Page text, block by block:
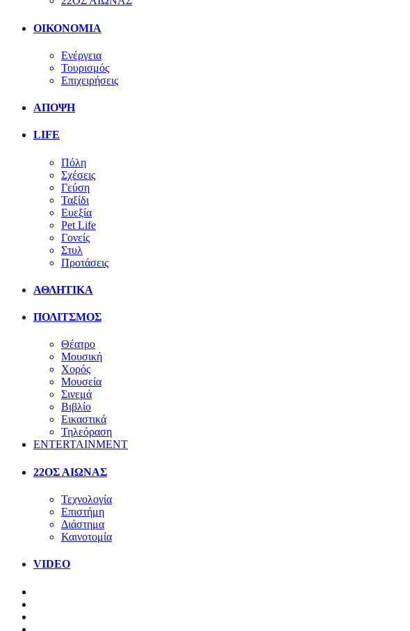
ΟΙΚΟΝΟΜΙΑ
Ενέργεια
Τουρισμός
Επιχειρήσεις
ΑΠΟΨΗ
LIFE
Πόλη
Σχέσεις
Γεύση
Ταξίδι
Ευεξία
Pet Life
Γονείς
Στυλ
Προτάσεις
ΑΘΛΗΤΙΚΑ
ΠΟΛΙΤΣΜΟΣ
Θέατρο
Μουσική
Χορός
Μουσεία
Σινεμά
Βιβλίο
Εικαστικά
Τηλεόραση
ENTERTAINMENT
22ΟΣ ΑΙΩΝΑΣ
Τεχνολογία
Επιστήμη
Διάστημα
Καινοτομία
VIDEO